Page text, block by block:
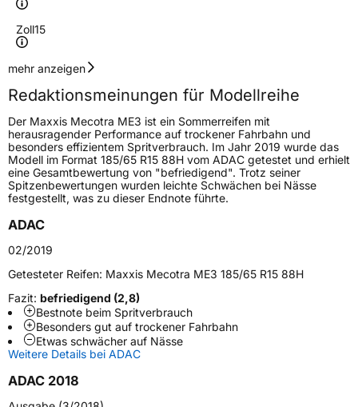
Zoll15
Geschwindigkeitsindex
Höchstgeschwindigkeit
190 km/h
Lastindex74
Höchstlast375 kg
Gewicht (in kg)5,53 kg
Generelle Merkmale
Fahrzeugtyp
VerwendungSommerreifen
ModellnameMecotra 3 ME3
FahrzeugartPKW & SUV
Weitere Eigenschaften
mehr anzeigen
Redaktionsmeinungen für Modellreihe
Der Maxxis Mecotra ME3 ist ein Sommerreifen mit
herausragender Performance auf trockener Fahrbahn und
besonders effizientem Spritverbrauch. Im Jahr 2019 wurde das
Modell im Format 185/65 R15 88H vom ADAC getestet und erhielt
eine Gesamtbewertung von "befriedigend". Trotz seiner
Spitzenbewertungen wurden leichte Schwächen bei Nässe
festgestellt, was zu dieser Endnote führte.
ADAC
02/2019
Getesteter Reifen: Maxxis Mecotra ME3 185/65 R15 88H
Fazit: befriedigend (2,8)
Bestnote beim Spritverbrauch
Besonders gut auf trockener Fahrbahn
Etwas schwächer auf Nässe
Weitere Details bei ADAC
ADAC 2018